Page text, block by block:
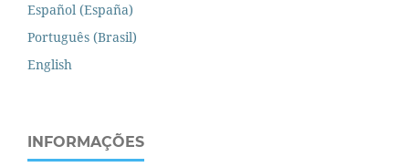
Español (España)
Português (Brasil)
English
INFORMAÇÕES